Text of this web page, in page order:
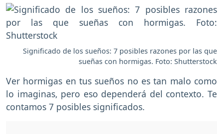
Significado de los sueños: 7 posibles razones por las que
sueñas con hormigas. Foto: Shutterstock
Ver hormigas en tus sueños no es tan malo como
lo imaginas, pero eso dependerá del contexto. Te
contamos 7 posibles significados.